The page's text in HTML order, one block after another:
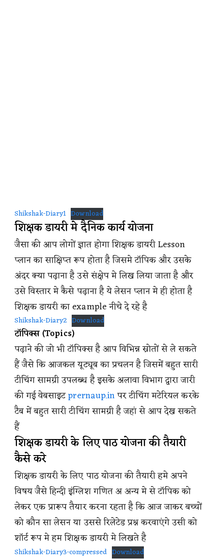
Shikshak-Diary1 Download
शिक्षक डायरी मे दैनिक कार्य योजना
जैसा की आप लोगों ज्ञात होगा शिक्षक डायरी Lesson
प्लान का साक्षिप्त रूप होता है जिसमे टॉपिक और उसके
अंदर क्या पढ़ाना है उसे संक्षेप मे लिख लिया जाता है और
उसे विस्तार मे कैसे पढ़ाना है ये लेसन प्लान मे ही होता है
शिक्षक डायरी का example नीचे दे रहे है
Shikshak-Diary2 Download
टॉपिक्स (Topics)
पढ़ाने की जो भी टॉपिक्स है आप विभिन्न स्रोतों से ले सकते
हैं जैसे कि आजकल यूट्यूब का प्रचलन है जिसमें बहुत सारी
टीचिंग सामग्री उपलब्ध है इसके अलावा विभाग द्वारा जारी
की गई वेबसाइटprernaup.inपर टीचिंग मटेरियल करके
टैब में बहुत सारी टीचिंग सामग्री है जहां से आप देख सकते
हैं
शिक्षक डायरी के लिए पाठ योजना की तैयारी
कैसे करे
शिक्षक डायरी के लिए पाठ योजना की तैयारी हमे अपने
विषय जैसे हिन्दी इंग्लिश गणित अ अन्य मे से टॉपिक को
लेकर एक प्रारूप तैयार करना रहता है कि आज जाकर बच्चों
को कौन सा लेसन या उससे रिलेटेड प्रश्न करवाएंगे उसी को
शॉर्ट रूप मे हम शिक्षक डायरी मे लिखते है
Shikshak-Diary3-compressed Download